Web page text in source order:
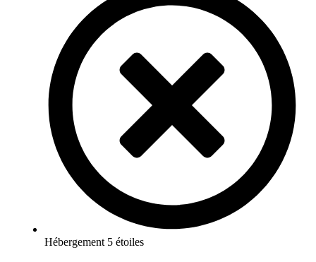
Hébergement 5 étoiles